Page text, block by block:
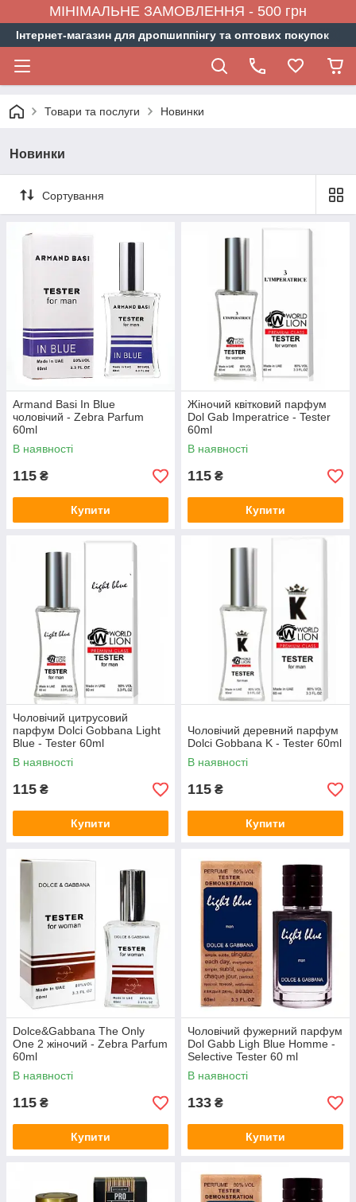
МІНІМАЛЬНЕ ЗАМОВЛЕННЯ - 500 грн
Інтернет-магазин для дропшиппінгу та оптових покупок
Товари та послуги Новинки
Новинки
Сортування
Armand Basi In Blue
чоловічий - Zebra Parfum
60ml
В наявності
115 ₴
Купити
Жіночий квітковий парфум
Dol Gab Imperatrice - Tester
60ml
В наявності
115 ₴
Купити
Чоловічий цитрусовий
парфум Dolci Gobbana Light
Blue - Tester 60ml
В наявності
115 ₴
Купити
Чоловічий деревний парфум
Dolci Gobbana K - Tester 60ml
В наявності
115 ₴
Купити
Dolce&Gabbana The Only
One 2 жіночий - Zebra Parfum
60ml
В наявності
115 ₴
Купити
Чоловічий фужерний парфум
Dol Gabb Ligh Blue Homme -
Selective Tester 60 ml
В наявності
133 ₴
Купити